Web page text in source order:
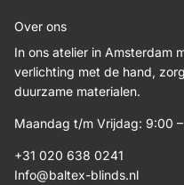
Over ons
In ons atelier in Amsterdam
verlichting met de hand,
duurzame materialen.
Maandag t/m Vrijdag: 9:00
+31 020 638 0241
Info@baltex-blinds.nl